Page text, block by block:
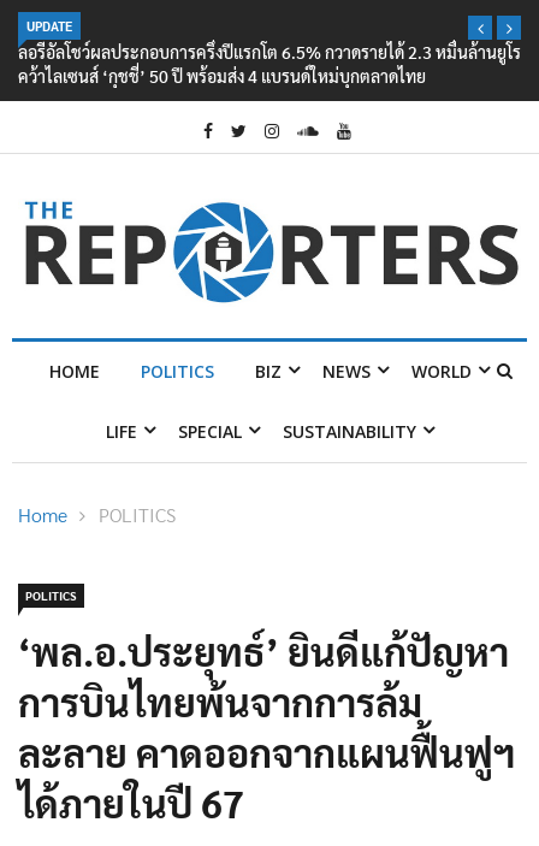
UPDATE
ลอรีอัลโชว์ผลประกอบการครึ่งปีแรกโต 6.5% กวาดรายได้ 2.3 หมื่นล้านยูโร
คว้าไลเซนส์ ‘กุชชี่’ 50 ปี พร้อมส่ง 4 แบรนด์ใหม่บุกตลาดไทย
HOME POLITICS BIZ NEWS WORLD
LIFE SPECIAL SUSTAINABILITY
Home POLITICS
POLITICS
‘พล.อ.ประยุทธ์’ ยินดีแก้ปัญหา
การบินไทยพ้นจากการล้ม
ละลาย คาดออกจากแผนฟื้นฟูฯ
ได้ภายในปี 67